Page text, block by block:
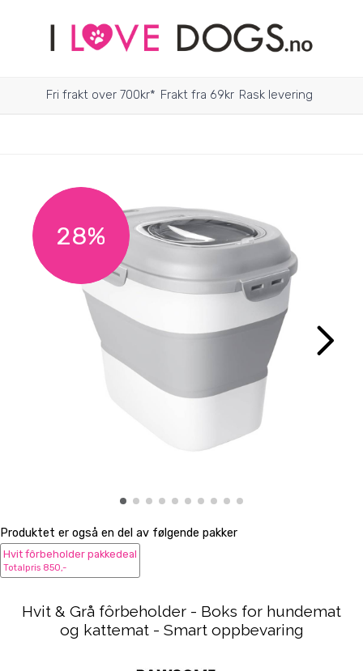
Fri frakt over 700kr* Frakt fra 69kr Rask levering
28%
Produktet er også en del av følgende pakker
Hvit fôrbeholder pakkedeal
Totalpris 850,-
Hvit & Grå fôrbeholder - Boks for hundemat
og kattemat - Smart oppbevaring